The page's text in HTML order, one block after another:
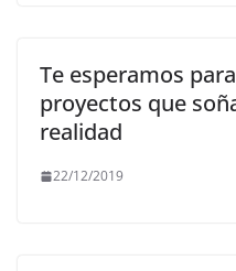
Te esperamos
proyectos que
realidad
22/12/2019